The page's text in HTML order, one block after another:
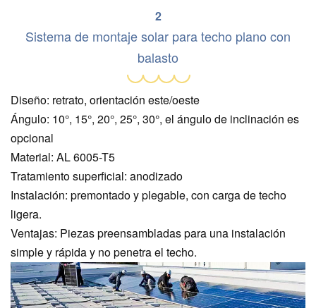
2
Sistema de montaje solar para techo plano con
balasto
Diseño: retrato, orientación este/oeste
Ángulo: 10°, 15°, 20°, 25°, 30°, el ángulo de inclinación es
opcional
Material: AL 6005-T5
Tratamiento superficial: anodizado
Instalación: premontado y plegable, con carga de techo
ligera.
Ventajas: Piezas preensambladas para una instalación
simple y rápida y no penetra el techo.